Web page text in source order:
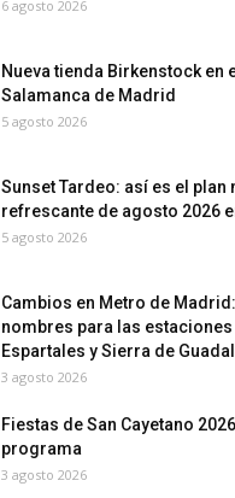
6 agosto 2026
Nueva tienda Birkenstock en
Salamanca de Madrid
5 agosto 2026
Sunset Tardeo: así es el plan
refrescante de agosto 2026
5 agosto 2026
Cambios en Metro de
nombres para las estaciones
Espartales y Sierra de
3 agosto 2026
Fiestas de San Cayetano
programa
3 agosto 2026